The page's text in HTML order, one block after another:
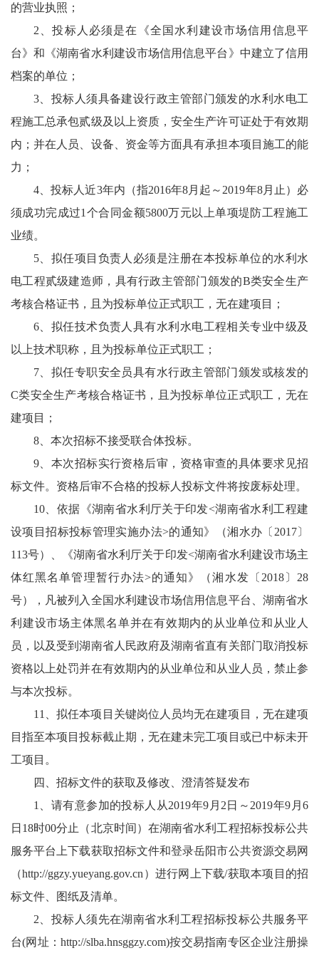
的营业执照；
2、投标人必须是在《全国水利建设市场信用信息平
台》和《湖南省水利建设市场信用信息平台》中建立了信用
档案的单位；
3、投标人须具备建设行政主管部门颁发的水利水电工
程施工总承包贰级及以上资质，安全生产许可证处于有效期
内；并在人员、设备、资金等方面具有承担本项目施工的能
力；
4、投标人近3年内（指2016年8月起～2019年8月止）必
须成功完成过1个合同金额5800万元以上单项堤防工程施工
业绩。
5、拟任项目负责人必须是注册在本投标单位的水利水
电工程贰级建造师，具有行政主管部门颁发的B类安全生产
考核合格证书，且为投标单位正式职工，无在建项目；
6、拟任技术负责人具有水利水电工程相关专业中级及
以上技术职称，且为投标单位正式职工；
7、拟任专职安全员具有水行政主管部门颁发或核发的
C类安全生产考核合格证书，且为投标单位正式职工，无在
建项目；
8、本次招标不接受联合体投标。
9、本次招标实行资格后审，资格审查的具体要求见招
标文件。资格后审不合格的投标人投标文件将按废标处理。
10、依据《湖南省水利厅关于印发<湖南省水利工程建
设项目招标投标管理实施办法>的通知》（湘水办〔2017〕
113号）、《湖南省水利厅关于印发<湖南省水利建设市场主
体红黑名单管理暂行办法>的通知》（湘水发〔2018〕28
号），凡被列入全国水利建设市场信用信息平台、湖南省水
利建设市场主体黑名单并在有效期内的从业单位和从业人
员，以及受到湖南省人民政府及湖南省直有关部门取消投标
资格以上处罚并在有效期内的从业单位和从业人员，禁止参
与本次投标。
11、拟任本项目关键岗位人员均无在建项目，无在建项
目指至本项目投标截止期，无在建未完工项目或已中标未开
工项目。
四、招标文件的获取及修改、澄清答疑发布
1、请有意参加的投标人从2019年9月2日～2019年9月6
日18时00分止（北京时间）在湖南省水利工程招标投标公共
服务平台上下载获取招标文件和登录岳阳市公共资源交易网
（http://ggzy.yueyang.gov.cn ）进行网上下载/获取本项目的招
标文件、图纸及清单。
2、投标人须先在湖南省水利工程招标投标公共服务平
台(网址：http://slba.hnsggzy.com)按交易指南专区企业注册操